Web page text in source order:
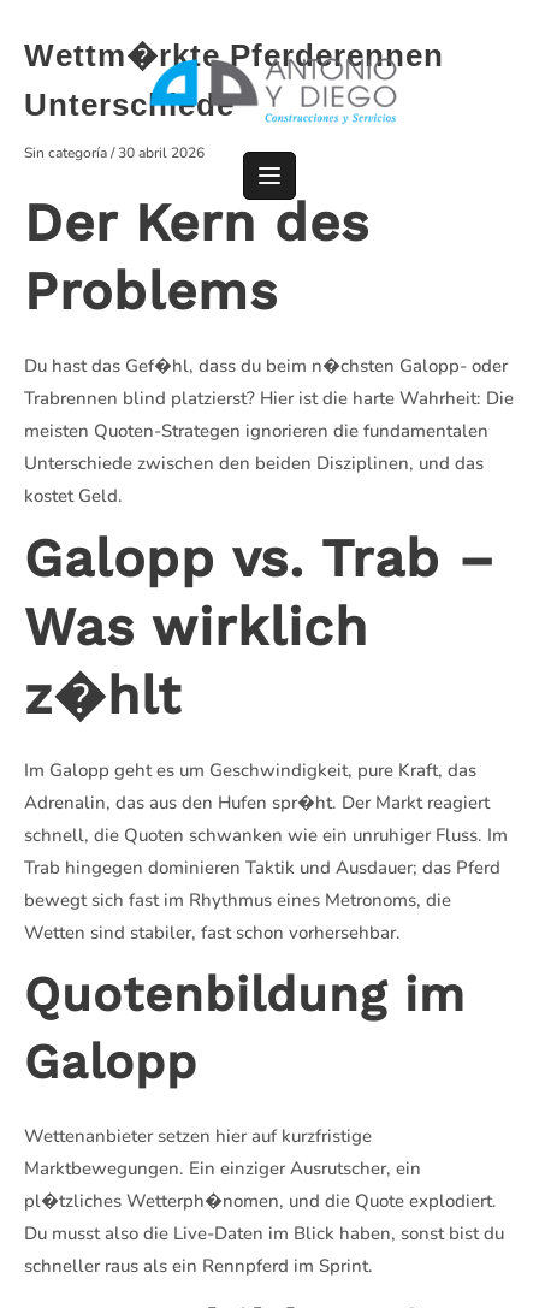
contenido
Wettm�rkte Pferderennen
Unterschiede
Sin categoría/30 abril 2026
Der Kern des
Problems
Du hast das Gef�hl, dass du beim n�chsten Galopp- oder
Trabrennen blind platzierst? Hier ist die harte Wahrheit: Die
meisten Quoten-Strategen ignorieren die fundamentalen
Unterschiede zwischen den beiden Disziplinen, und das
kostet Geld.
Galopp vs. Trab –
Was wirklich
z�hlt
Im Galopp geht es um Geschwindigkeit, pure Kraft, das
Adrenalin, das aus den Hufen spr�ht. Der Markt reagiert
schnell, die Quoten schwanken wie ein unruhiger Fluss. Im
Trab hingegen dominieren Taktik und Ausdauer; das Pferd
bewegt sich fast im Rhythmus eines Metronoms, die
Wetten sind stabiler, fast schon vorhersehbar.
Quotenbildung im
Galopp
Wettenanbieter setzen hier auf kurzfristige
Marktbewegungen. Ein einziger Ausrutscher, ein
pl�tzliches Wetterph�nomen, und die Quote explodiert.
Du musst also die Live-Daten im Blick haben, sonst bist du
schneller raus als ein Rennpferd im Sprint.